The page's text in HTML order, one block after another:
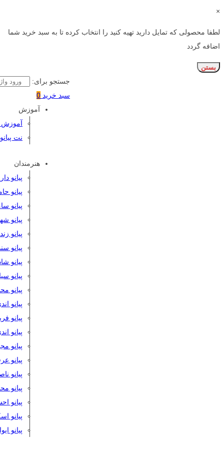
×
لطفا محصولی که تمایل دارید تهیه کنید را انتخاب کرده تا به سبد خرید شما
اضافه گردد
بستن
جستجو برای:
سبد خرید 0
آموزش
آموزش
نت پیانو
هنرمندان
پیانو
پیانو
پیانو
پیانو
پیانو
پیانو
پیانو
پیانو
پیانو
پیانو
پیانو
پیانو
پیانو
پیانو
پیانو
پیانو
پیانو
پیانو
پیانو